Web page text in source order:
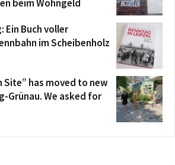
beim Wohngeld
Ein Buch voller
im Scheibenholz
Site” has moved to new
Grünau. We asked for